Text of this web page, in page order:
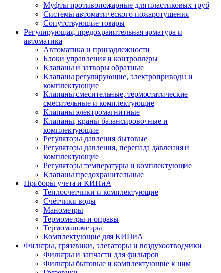
Муфты противопожарные для пластиковых труб
Системы автоматического пожаротушения
Сопутствующие товары
Регулирующая, предохранительная арматура и
автоматика
Автоматика и принадлежности
Блоки управления и контроллеры
Клапаны и затворы обратные
Клапаны регулирующие, электроприводы и
комплектующие
Клапаны смесительные, термостатические
смесительные и комплектующие
Клапаны электромагнитные
Клапаны, краны балансировочные и
комплектующие
Регуляторы давления бытовые
Регуляторы давления, перепада давления и
комплектующие
Регуляторы температуры и комплектующие
Клапаны предохранительные
Приборы учета и КИПиА
Теплосчетчики и комплектующие
Счётчики воды
Манометры
Термометры и оправы
Термоманометры
Комплектующие для КИПиА
Фильтры, грязевики, элеваторы и воздухоотводчики
Фильтры и запчасти для фильтров
Фильтры бытовые и комплектующие к ним